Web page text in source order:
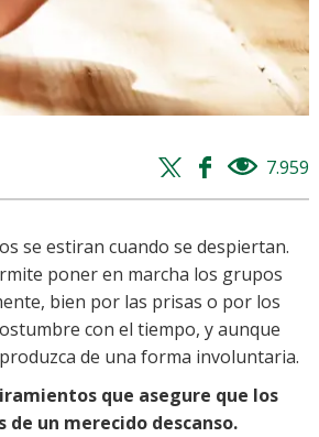
Twitter
share
Facebook
share
7.959
se estiran cuando se despiertan.
poner en marcha los grupos
bien por las prisas o por los
con el tiempo, y aunque
de una forma involuntaria.
que asegure que los
de un merecido descanso.